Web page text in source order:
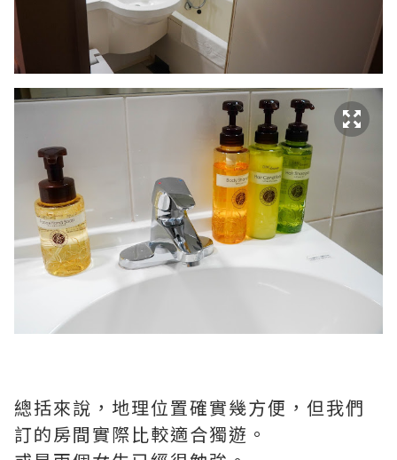
總括來說，地理位置確實幾方便，但我們
訂的房間實際比較適合獨遊。